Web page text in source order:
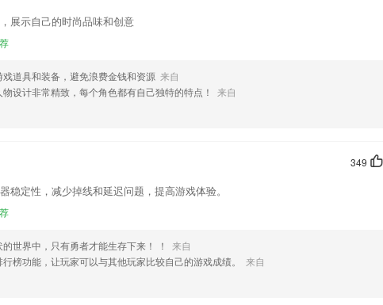
展示自己的时尚品味和创意
戏道具和装备，避免浪费金钱和资源 来自
物设计非常精致，每个角色都有自己独特的特点！
来自
349
稳定性，减少掉线和延迟问题，提高游戏体验。
的世界中，只有勇者才能生存下来！ ！
来自
行榜功能，让玩家可以与其他玩家比较自己的游戏成绩。
来自